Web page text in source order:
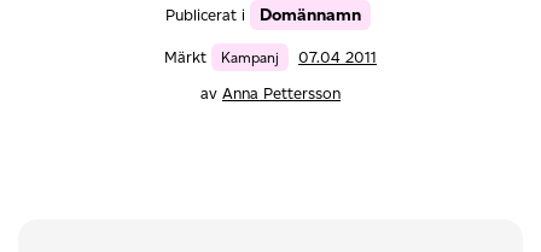
Publicerat i Domännamn
Märkt Kampanj
07.04 2011
av Anna Pettersson